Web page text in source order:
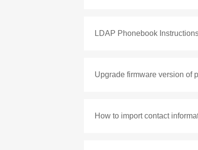
LDAP Phonebook
Upgrade firmware version of
How to import contact